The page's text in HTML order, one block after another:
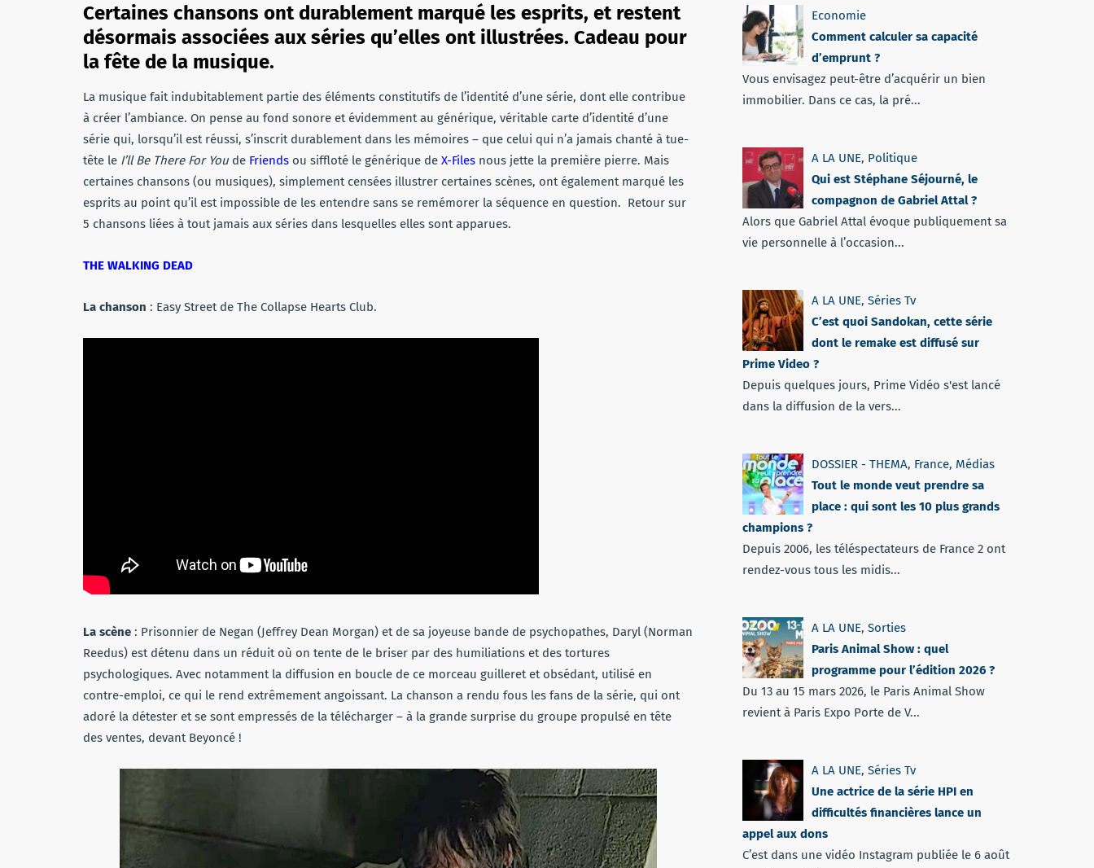
Certaines chansons ont durablement marqué les esprits, et restent
désormais associées aux séries qu’elles ont illustrées. Cadeau pour
la fête de la musique.
La musique fait indubitablement partie des éléments constitutifs de l’identité d’une série, dont elle contribue
à créer l’ambiance. On pense au fond sonore et évidemment au générique, véritable carte d’identité d’une
série qui, lorsqu’il est réussi, s’inscrit durablement dans les mémoires – que celui qui n’a jamais chanté à tue-
tête le I’ll Be There For Youde Friends ou siffloté le générique de X-Files nous jette la première pierre. Mais
certaines chansons (ou musiques), simplement censées illustrer certaines scènes, ont également marqué les
esprits au point qu’il est impossible de les entendre sans se remémorer la séquence en question. Retour sur
5 chansons liées à tout jamais aux séries dans lesquelles elles sont apparues.
THE WALKING DEAD
La chanson : Easy Street de The Collapse Hearts Club.
La scène : Prisonnier de Negan (Jeffrey Dean Morgan) et de sa joyeuse bande de psychopathes, Daryl (Norman
Reedus) est détenu dans un réduit où on tente de le briser par des humiliations et des tortures
psychologiques. Avec notamment la diffusion en boucle de ce morceau guilleret et obsédant, utilisé en
contre-emploi, ce qui le rend extrêmement angoissant. La chanson a rendu fous les fans de la série, qui ont
adoré la détester et se sont empressés de la télécharger – à la grande surprise du groupe propulsé en tête
des ventes, devant Beyoncé !
Economie
Comment calculer sa capacité
d’emprunt ?
Vous envisagez peut-être d’acquérir un bien
immobilier. Dans ce cas, la pré...
A LA UNE, Politique
Qui est Stéphane Séjourné, le
compagnon de Gabriel Attal ?
Alors que Gabriel Attal évoque publiquement sa
vie personnelle à l’occasion...
A LA UNE, Séries Tv
C’est quoi Sandokan, cette série
dont le remake est diffusé sur
Prime Video ?
Depuis quelques jours, Prime Vidéo s'est lancé
dans la diffusion de la vers...
DOSSIER - THEMA, France, Médias
Tout le monde veut prendre sa
place : qui sont les 10 plus grands
champions ?
Depuis 2006, les téléspectateurs de France 2 ont
rendez-vous tous les midis...
A LA UNE, Sorties
Paris Animal Show : quel
programme pour l’édition 2026 ?
Du 13 au 15 mars 2026, le Paris Animal Show
revient à Paris Expo Porte de V...
A LA UNE, Séries Tv
Une actrice de la série HPI en
difficultés financières lance un
appel aux dons
C’est dans une vidéo Instagram publiée le 6 août